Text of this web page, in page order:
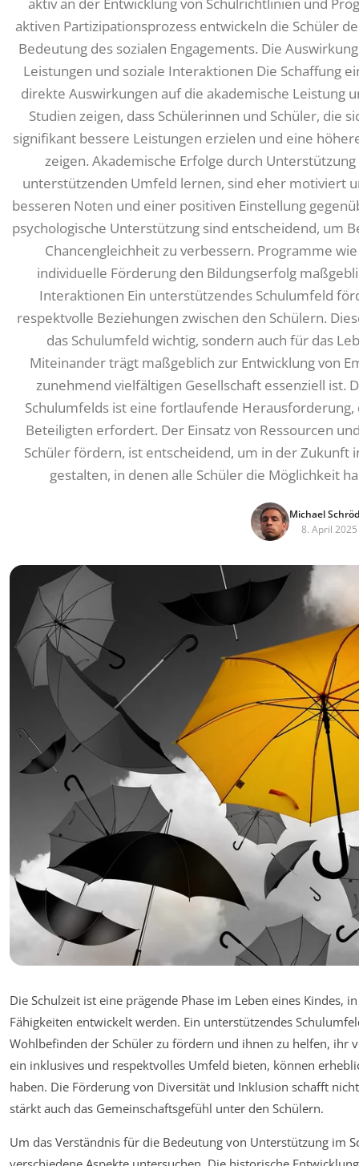
aktiven Partizipationsprozess entwickeln die Schüler
Bedeutung des sozialen Engagements. Die
Leistungen und soziale Interaktionen Die Schaffung
direkte Auswirkungen auf die akademische Leistung
Studien zeigen, dass Schülerinnen und Schüler, die
signifikant bessere Leistungen erzielen und eine
zeigen. Akademische Erfolge durch
unterstützenden Umfeld lernen, sind eher motiviert
besseren Noten und einer positiven Einstellung
psychologische Unterstützung sind entscheidend, um
Chancengleichheit zu verbessern. Programme
individuelle Förderung den Bildungserfolg
Interaktionen Ein unterstützendes Schulumfeld
respektvolle Beziehungen zwischen den Schülern.
das Schulumfeld wichtig, sondern auch für das
Miteinander trägt maßgeblich zur Entwicklung von
zunehmend vielfältigen Gesellschaft essenziell ist.
Schulumfelds ist eine fortlaufende
Beteiligten erfordert. Der Einsatz von Ressourcen
Schüler fördern, ist entscheidend, um in der Zukunft
gestalten, in denen alle Schüler die Möglichkeit
Michael
8. April 2025
Die Schulzeit ist eine prägende Phase im Leben eines Kindes,
Fähigkeiten entwickelt werden. Ein unterstützendes
Wohlbefinden der Schüler zu fördern und ihnen zu helfen, ihr
ein inklusives und respektvolles Umfeld bieten, können
haben. Die Förderung von Diversität und Inklusion schafft
stärkt auch das Gemeinschaftsgefühl unter den Schülern.
Um das Verständnis für die Bedeutung von Unterstützung im